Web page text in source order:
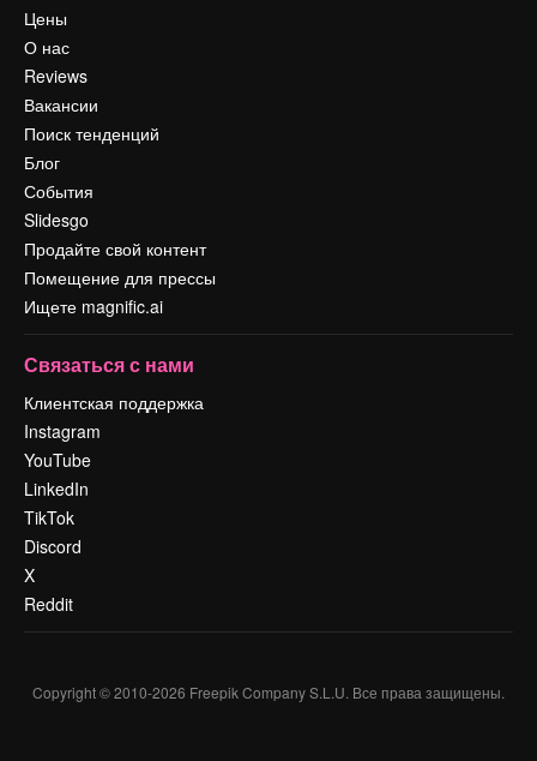
Цены
О нас
Reviews
Вакансии
Поиск тенденций
Блог
События
Slidesgo
Продайте свой контент
Помещение для прессы
Ищете magnific.ai
Связаться с нами
Клиентская поддержка
Instagram
YouTube
LinkedIn
TikTok
Discord
X
Reddit
Copyright © 2010-2026 Freepik Company S.L.U. Все права защищены.